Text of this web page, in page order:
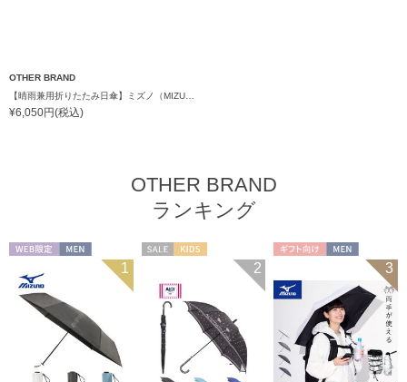
OTHER BRAND
¥6,050円(税込)
OTHER BRAND
ランキング
1 2 3